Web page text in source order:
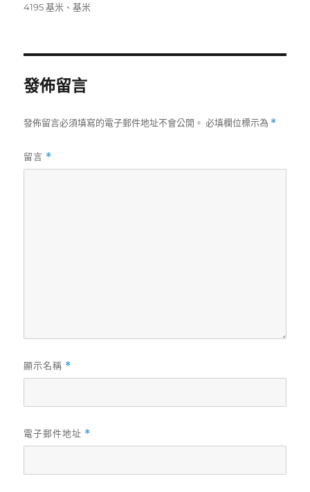
者
佈
4195 基米 、基米
發佈留言
發佈留言必須填寫的電子郵件地址不會公開。 必填欄位標示為 *
留言 *
顯示名稱 *
電子郵件地址 *